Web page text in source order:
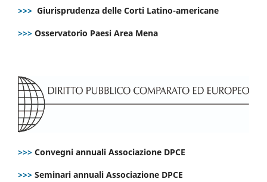
>>> Giurisprudenza delle Corti Latino-americane
>>> Osservatorio Paesi Area Mena
>>> Convegni annuali Associazione DPCE
>>> Seminari annuali Associazione DPCE